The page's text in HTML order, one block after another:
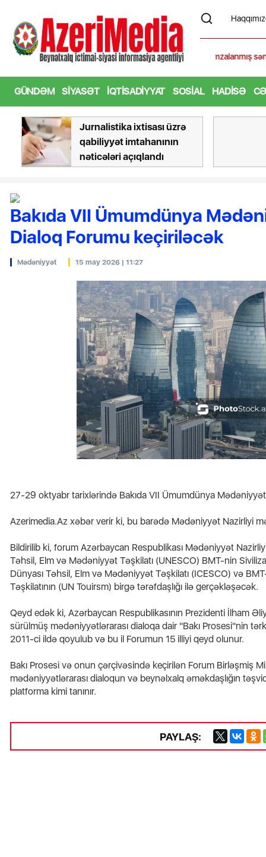
ilə Qırğızıstan arasında imzalanmış sənədlər mübadilə edilib -
GÜNDƏM SIYASƏT İQTISADIYYAT SOSIAL HADISƏ
Jurnalistika ixtisası üzrə
qabiliyyət imtahanının
nəticələri açıqlandı
Bakıda VII Ümumdünya
Dialoq Forumu keçiriləcək
Mədəniyyət 15 may 2026 | 11:27
27-29 oktyabr tarixlərində Bakıda VII Ümumdünya
Azerimedia.Az xəbər verir ki, bu barədə Mədəniyyət Nazirliyi
Bildirilib ki, forum Azərbaycan Respublikası Mədəniyyət
Təhsil, Elm və Mədəniyyət Təşkilatı (UNESCO) BMT-nin
Dünyası Təhsil, Elm və Mədəniyyət Təşkilatı (ICESCO) və
Təşkilatının (UN Touirsm) birgə tərəfdaşlığı ilə gerçəkləşəcək.
Qeyd edək ki, Azərbaycan Respublikasının Prezidenti İlham
sürülmüş mədəniyyətlərarası dialoqa dair "Bakı Prosesi"nin
2011-ci ildə qoyulub və bu il Forumun 15 illiyi qeyd olunur.
Bakı Prosesi və onun çərçivəsində keçirilən Forum Birləşmiş
mədəniyyətlərarası dialoqun və beynəlxalq əməkdaşlığın
platforma kimi tanınır.
PAYLAŞ:
Jurnalistika ixtisası üzrə
qabiliyyət imtahanının nəticələri
açıqlandı